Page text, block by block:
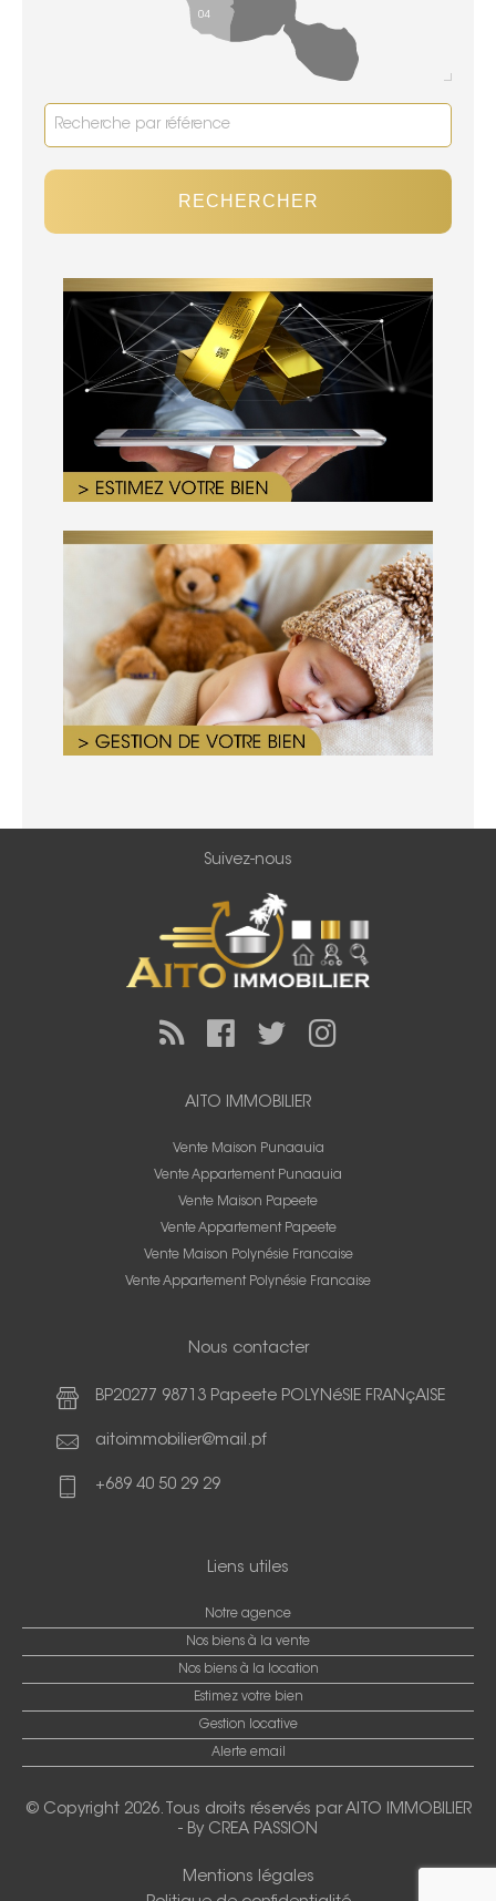
04
RECHERCHER
Suivez-nous
AITO IMMOBILIER
Vente Maison Punaauia
Vente Appartement Punaauia
Vente Maison Papeete
Vente Appartement Papeete
Vente Maison Polynésie Francaise
Vente Appartement Polynésie Francaise
Nous contacter
BP20277 98713 Papeete POLYNéSIE FRANçAISE
aitoimmobilier@mail.pf
+689 40 50 29 29
Liens utiles
Notre agence
Nos biens à la vente
Nos biens à la location
Estimez votre bien
Gestion locative
Alerte email
© Copyright 2026. Tous droits réservés parAITO IMMOBILIER
- By CREA PASSION
Mentions légales